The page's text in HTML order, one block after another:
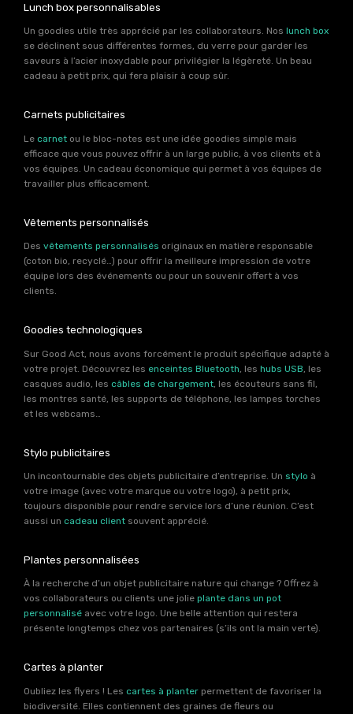
Lunch box personnalisables
Un goodies utile très apprécié par les collaborateurs. Nos lunch box
se déclinent sous différentes formes, du verre pour garder les
saveurs à l’acier inoxydable pour privilégier la légèreté. Un beau
cadeau à petit prix, qui fera plaisir à coup sûr.
Carnets publicitaires
Le carnet ou le bloc-notes est une idée goodies simple mais
efficace que vous pouvez offrir à un large public, à vos clients et à
vos équipes. Un cadeau économique qui permet à vos équipes de
travailler plus efficacement.
Vêtements personnalisés
Des vêtements personnalisés originaux en matière responsable
(coton bio, recyclé…) pour offrir la meilleure impression de votre
équipe lors des événements ou pour un souvenir offert à vos
clients.
Goodies technologiques
Sur Good Act, nous avons forcément le produit spécifique adapté à
votre projet. Découvrez les enceintes Bluetooth , les hubs USB , les
casques audio, les câbles de chargement , les écouteurs sans fil,
les montres santé, les supports de téléphone, les lampes torches
et les webcams…
Stylo publicitaires
Un incontournable des objets publicitaire d’entreprise. Un stylo à
votre image (avec votre marque ou votre logo), à petit prix,
toujours disponible pour rendre service lors d’une réunion. C’est
aussi un cadeau client souvent apprécié.
Plantes personnalisées
À la recherche d’un objet publicitaire nature qui change ? Offrez à
vos collaborateurs ou clients une jolie plante dans un pot
personnalisé avec votre logo. Une belle attention qui restera
présente longtemps chez vos partenaires (s’ils ont la main verte).
Cartes à planter
Oubliez les flyers ! Les cartes à planter permettent de favoriser la
biodiversité. Elles contiennent des graines de fleurs ou